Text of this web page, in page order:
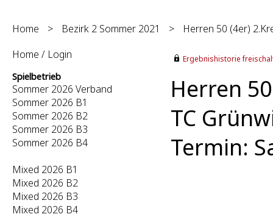
Home > Bezirk 2 Sommer 2021 >
Herren 50 (4er)
Home / Login
Spielbetrieb
Sommer 2026 Verband
Sommer 2026 B1
Sommer 2026 B2
Sommer 2026 B3
Sommer 2026 B4
Mixed 2026 B1
Mixed 2026 B2
Mixed 2026 B3
Mixed 2026 B4
Ergebnishistorie
Herren
TC
Termin: